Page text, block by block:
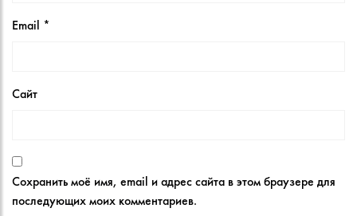
Email *
Сайт
Сохранить моё имя, email и адрес сайта в этом браузере для
последующих моих комментариев.